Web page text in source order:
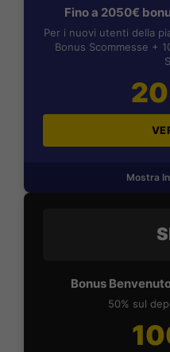
Fino a 2050€
Per i nuovi utenti della
Bonus Scommesse +
Mostra
Bonus
50% sul